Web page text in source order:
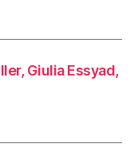
Giulia Essyad,